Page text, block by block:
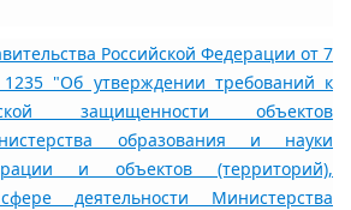
Российской Федерации от 7
"Об утверждении требований к
защищенности объектов
образования и науки
и объектов (территорий),
деятельности Министерства